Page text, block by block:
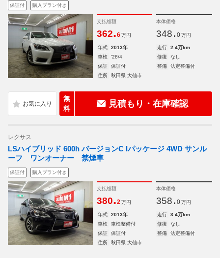
保証付 購入プラン付き
支払総額
362.6 万円
本体価格
348. 0 万円
年式 2013年 走行
2.4万km
車検
'28/4 修復
なし
保証
保証付 整備
法定整備付
住所
秋田県 大仙市
無
料
見積もり・在庫確認
レクサス
LSハイブリッド 600h バージョンC Iパッケージ 4WD サンル
ーフ ワンオーナー 禁煙車
保証付 購入プラン付き
支払総額
380.2 万円
本体価格
358. 0 万円
年式 2013年 走行
3.4万km
車検
車検整備付 修復
なし
保証
保証付 整備
法定整備付
住所
秋田県 大仙市